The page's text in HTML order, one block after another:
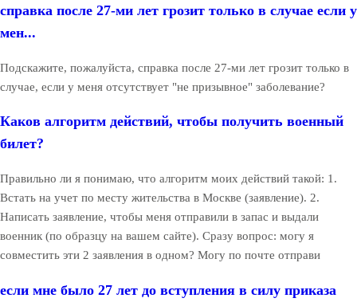
справка после 27-ми лет грозит только в случае если у
мен...
Подскажите, пожалуйста, справка после 27-ми лет грозит только в
случае, если у меня отсутствует "не призывное" заболевание?
Каков алгоритм действий, чтобы получить военный
билет?
Правильно ли я понимаю, что алгоритм моих действий такой: 1.
Встать на учет по месту жительства в Москве (заявление). 2.
Написать заявление, чтобы меня отправили в запас и выдали
военник (по образцу на вашем сайте). Сразу вопрос: могу я
совместить эти 2 заявления в одном? Могу по почте отправи
если мне было 27 лет до вступления в силу приказа